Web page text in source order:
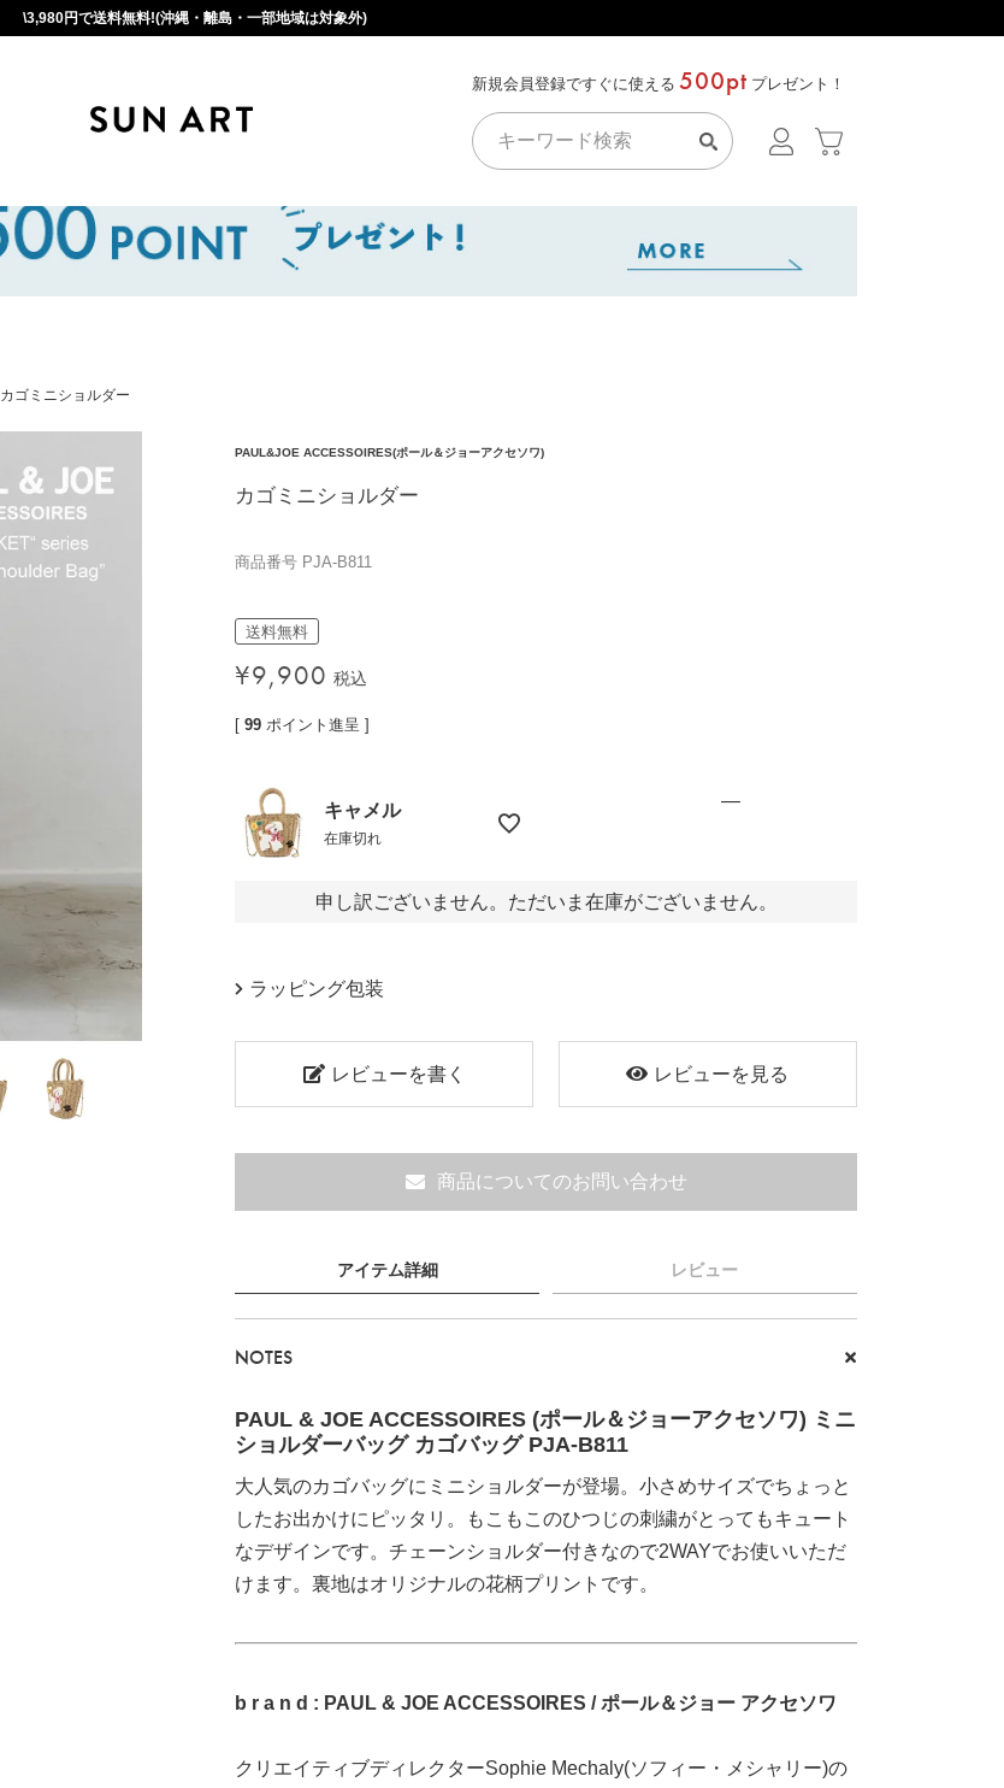
\3,980円で送料無料!(沖縄・離島・一部地域は対象外)
価格帯
新規会員登録ですぐに使える 500pt プレゼント！
カゴミニショルダー
PAUL&JOE ACCESSOIRES(ポール＆ジョーアクセソワ)
カゴミニショルダー
商品番号 PJA-B811
送料無料
¥9,900 税込
[ 99 ポイント進呈 ]
キャメル
在庫切れ
—
申し訳ございません。ただいま在庫がございません。
ラッピング包装
レビューを書く レビューを見る
商品についてのお問い合わせ
アイテム詳細 レビュー
NOTES
PAUL & JOE ACCESSOIRES (ポール＆ジョーアクセソワ) ミニ
ショルダーバッグ カゴバッグ PJA-B811
大人気のカゴバッグにミニショルダーが登場。小さめサイズでちょっと
したお出かけにピッタリ。もこもこのひつじの刺繍がとってもキュート
なデザインです。チェーンショルダー付きなので2WAYでお使いいただ
けます。裏地はオリジナルの花柄プリントです。
b r a n d : PAUL & JOE ACCESSOIRES / ポール＆ジョー アクセソワ
クリエイティブディレクターSophie Mechaly(ソフィー・メシャリー)の